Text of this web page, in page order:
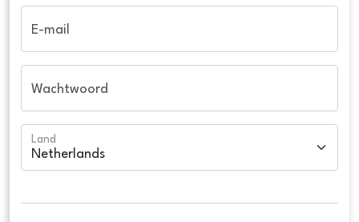
E-mail
Wachtwoord
Land